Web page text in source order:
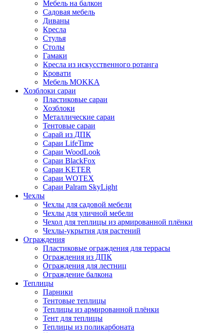
Мебель на балкон
Садовая мебель
Диваны
Кресла
Стулья
Столы
Гамаки
Кресла из искусственного ротанга
Кровати
Мебель MOKKA
Хозблоки сараи
Пластиковые сараи
Хозблоки
Металлические сараи
Тентовые сараи
Сарай из ДПК
Cараи LifeTime
Cараи WoodLook
Сараи BlackFox
Сараи KETER
Сараи WOTEX
Сараи Palram SkyLight
Чехлы
Чехлы для садовой мебели
Чехлы для уличной мебели
Чехол для теплицы из армированной плёнки
Чехлы-укрытия для растений
Ограждения
Пластиковые ограждения для террасы
Ограждения из ДПК
Ограждения для лестниц
Ограждение балкона
Теплицы
Парники
Тентовые теплицы
Теплицы из армированной плёнки
Тент для теплицы
Теплицы из поликарбоната